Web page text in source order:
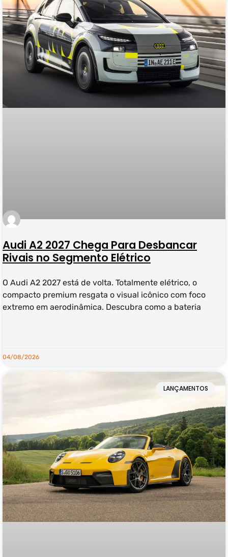
Audi A2 2027 Chega Para Desbancar
Rivais no Segmento Elétrico
O Audi A2 2027 está de volta. Totalmente elétrico, o
compacto premium resgata o visual icônico com foco
extremo em aerodinâmica. Descubra como a bateria
04/08/2026
LANÇAMENTOS